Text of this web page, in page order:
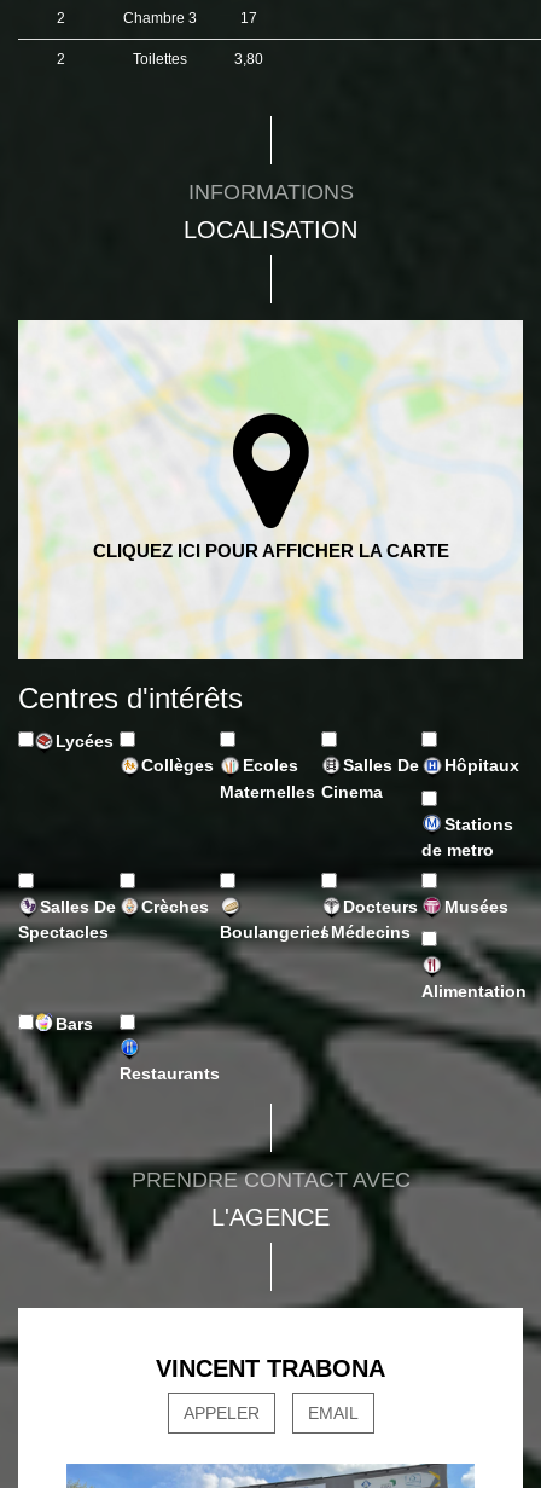
2 Chambre 3 17
2 Toilettes 3,80
INFORMATIONS
LOCALISATION
Centres d'intérêts
Lycées
Collèges
Ecoles
Maternelles
Salles De
Cinema
Hôpitaux
Stations
de metro
Salles De
Spectacles
Crèches
Boulangeries
Docteurs
/ Médecins
Musées
Alimentation
Bars
Restaurants
PRENDRE CONTACT AVEC
L'AGENCE
VINCENT TRABONA
APPELER EMAIL